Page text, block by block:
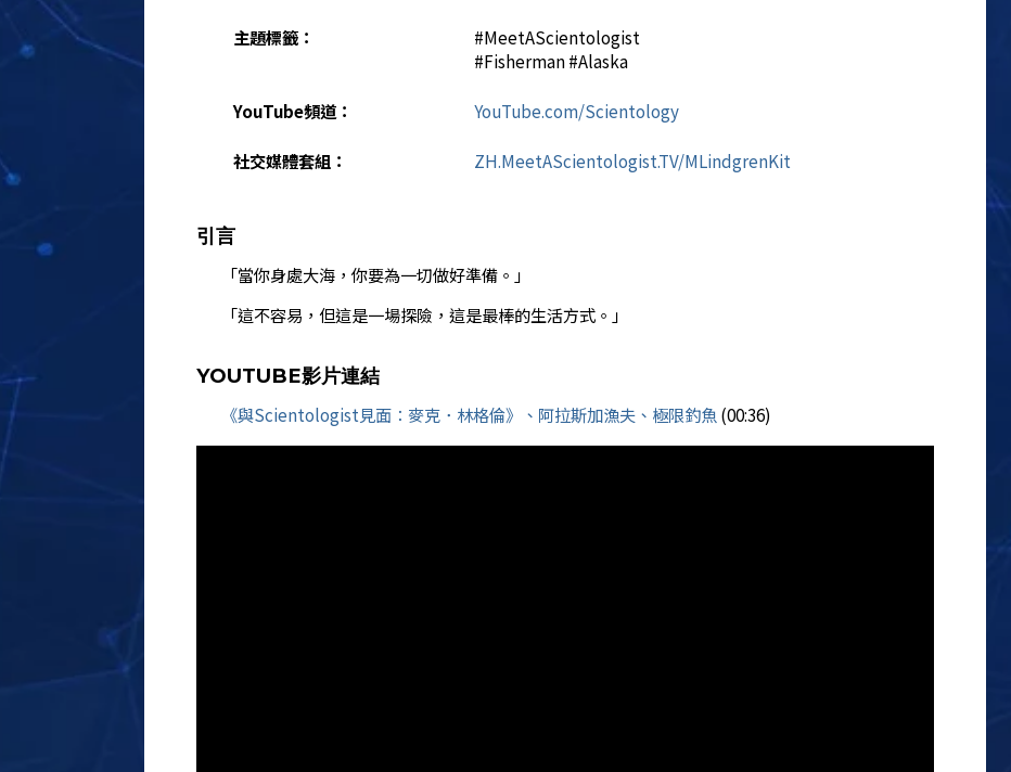
主題標籤： ‎#MeetAScientologist
‎#Fisherman ‎#Alaska
YouTube頻道： YouTube.com/Scientology
社交媒體套組： ZH.MeetAScientologist.TV/MLindgrenKit
引言
「當你身處大海，你要為一切做好準備。」
「這不容易，但這是一場探險，這是最棒的生活方式。」
YOUTUBE影片連結
《與Scientologist見面：麥克．林格倫》、阿拉斯加漁夫、極限釣魚 (00:36)